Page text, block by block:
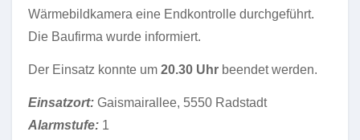
Wärmebildkamera eine Endkontrolle durchgeführt.
Die Baufirma wurde informiert.
Der Einsatz konnte um 20.30 Uhr beendet werden.
Einsatzort: Gaismairallee, 5550 Radstadt
Alarmstufe: 1